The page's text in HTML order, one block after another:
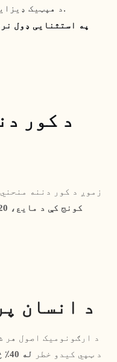
د هپټیک ډیزاین کې یو پرمختګ استازیتوب کوي.
په استثنایی ډول
د کور
زموږ د کور دننه
کونج کې د مایع، 120 درجې 3D نقش شوي لیږدونو ته
د انسان
د ټپي کیدو خطر
له 40٪ څخه ډیر